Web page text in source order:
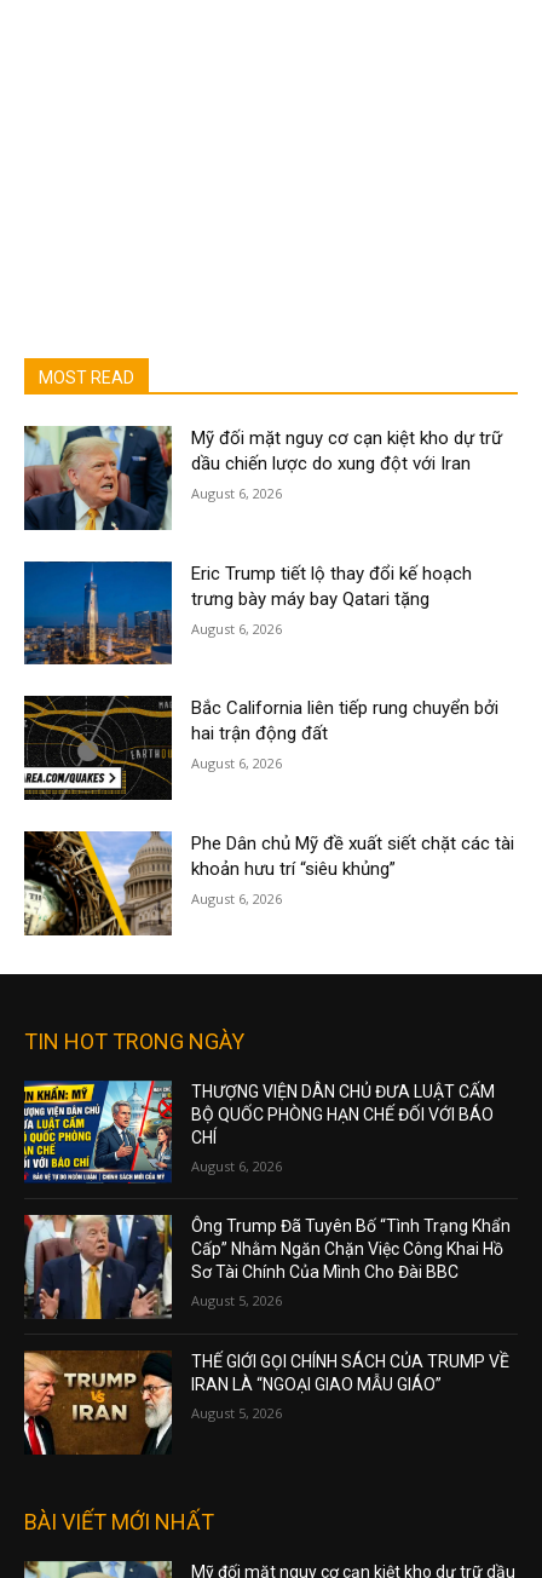
MOST READ
Mỹ đối mặt nguy cơ cạn kiệt kho dự trữ
dầu chiến lược do xung đột với Iran
August 6, 2026
Eric Trump tiết lộ thay đổi kế hoạch
trưng bày máy bay Qatari tặng
August 6, 2026
Bắc California liên tiếp rung chuyển bởi
hai trận động đất
August 6, 2026
Phe Dân chủ Mỹ đề xuất siết chặt các tài
khoản hưu trí “siêu khủng”
August 6, 2026
TIN HOT TRONG NGÀY
THƯỢNG VIỆN DÂN CHỦ ĐƯA LUẬT CẤM
BỘ QUỐC PHÒNG HẠN CHẾ ĐỐI VỚI BÁO
CHÍ
August 6, 2026
Ông Trump Đã Tuyên Bố “Tình Trạng Khẩn
Cấp” Nhằm Ngăn Chặn Việc Công Khai Hồ
Sơ Tài Chính Của Mình Cho Đài BBC
August 5, 2026
THẾ GIỚI GỌI CHÍNH SÁCH CỦA TRUMP VỀ
IRAN LÀ “NGOẠI GIAO MẪU GIÁO”
August 5, 2026
BÀI VIẾT MỚI NHẤT
Mỹ đối mặt nguy cơ cạn kiệt kho dự trữ dầu